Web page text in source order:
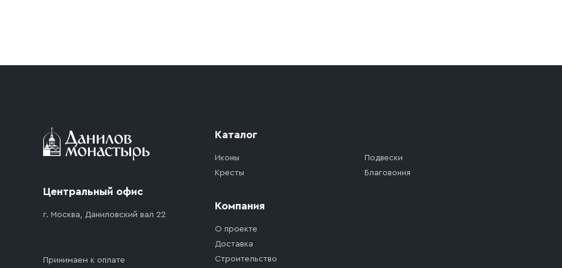
доставка осуществляется до ближайшего места, которое максимально близко к месту запланированной
Центральный офис
г. Москва, Даниловский вал 22
Принимаем к оплате
Каталог
Иконы
Кресты
Подвески
Благовония
Компания
О проекте
Доставка
Строительство